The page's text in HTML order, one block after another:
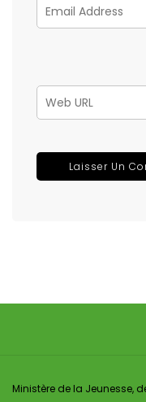
Ministère de la Jeunesse,